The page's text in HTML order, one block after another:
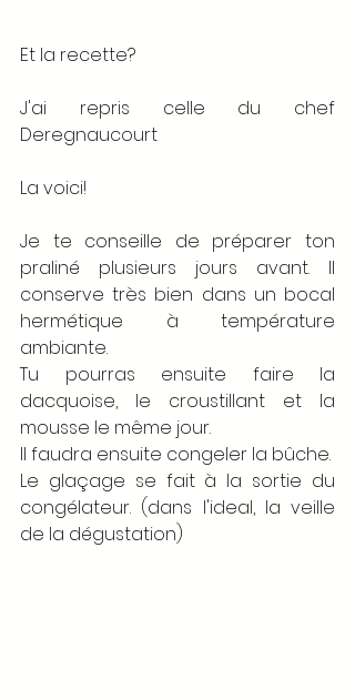
Et la recette?
J'ai repris celle du chef
Deregnaucourt
La voici!
Je te conseille de préparer ton
praliné plusieurs jours avant. Il
conserve très bien dans un bocal
hermétique à température
ambiante.
Tu pourras ensuite faire la
dacquoise, le croustillant et la
mousse le même jour.
Il faudra ensuite congeler la bûche.
Le glaçage se fait à la sortie du
congélateur. (dans l'ideal, la veille
de la dégustation)